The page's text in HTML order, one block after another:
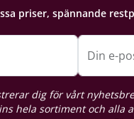
priser, spännande
Din e-
dig för vårt
hela sortiment och alla